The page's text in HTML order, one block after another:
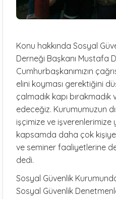
Konu hakkında Sosyal
Derneği Başkanı Mustafa
Cumhurbaşkanımızın
elini koyması gerektiğini
çalmadık kapı
edeceğiz. Kurumumuzun
işçimize ve
kapsamda daha çok
ve seminer faaliyetlerine de
dedi.
Sosyal Güvenlik
Sosyal Güvenlik